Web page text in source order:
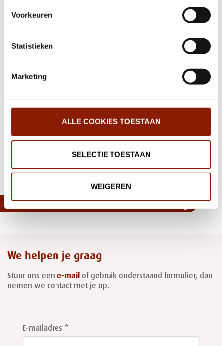
onze website kan je je toestemming op elk moment
wijzigen.
Voorkeuren
Statistieken
Marketing
ALLE COOKIES TOESTAAN
SELECTIE TOESTAAN
WEIGEREN
per 1 januari 2026
Dit ben ik: “Dit is geen dagbesteding, dit is
Terugblik bijzonder kerstdiner
‹ 1 2 3 4 5 6 7 8 ›
Deel deze pagina:
We helpen je graag
Stuur ons een e-mail of gebruik onderstaand formulier, dan
nemen we contact met je op.
this
field
E-mailadres